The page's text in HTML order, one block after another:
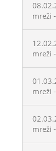
mreži
mreži
mreži
mreži